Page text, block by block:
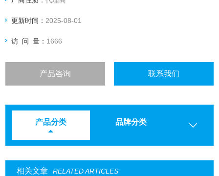
更新时间： 2025-08-01
访 问 量： 1666
产品咨询 联系我们
产品分类 品牌分类
相关文章 RELATED ARTICLES